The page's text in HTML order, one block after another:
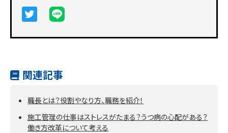
関連記事
職長とは？役割やなり方、職務を紹介！
施工管理の仕事はストレスがたまる？うつ病の心配がある？
働き方改革について考える